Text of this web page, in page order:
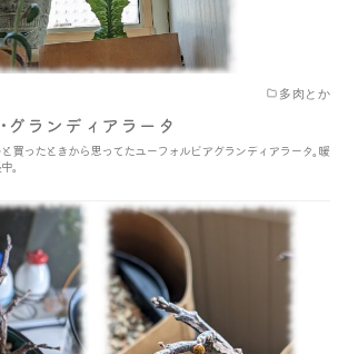
多肉とか
グランディアラータ
買ったときから思ってたユーフォルビアグランディアラータ｡暖
｡